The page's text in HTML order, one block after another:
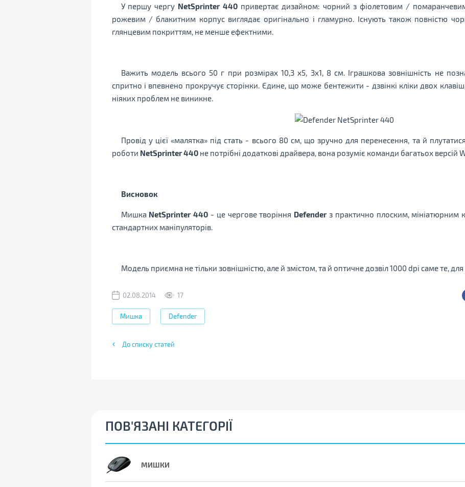
У першу чергу NetSprinter 440привертає дизайном: чорний з фіолетовим /
рожевим / блакитним корпус виглядає оригінально і гламурно. Існують також повністю
глянцевим покриттям, не менше ефектними.
Важить модель всього 50 г при розмірах 10,3 х5, 3х1, 8 см. Іграшкова зовнішність не
спритно і впевнено прокручує сторінки. Єдине, що може бентежити - дзвінкі кліки двох
ніяких проблем не виникне.
Провід у цієї «малятка» під стать - всього 80 см, що зручно для перенесення, та й
роботи NetSprinter 440не потрібні додаткові драйвера, вона розуміє команди багатьох версій
Висновок
Мишка NetSprinter 440 - це чергове творіння Defenderз практично плоским, мініатюрним
стандартних маніпуляторів.
Модель приємна не тільки зовнішністю, але й змістом, та й оптичне дозвіл 1000 dpi саме те,
02.08.2014 17
Мишка Defender
До списку статей
ПОВ'ЯЗАНІ КАТЕГОРІЇ
МИШКИ